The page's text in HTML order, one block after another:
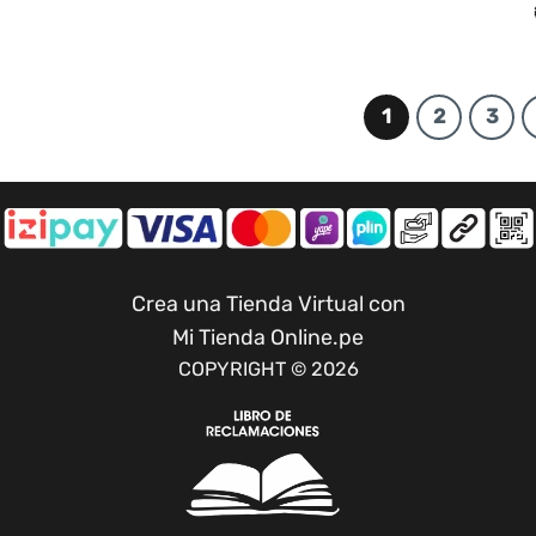
1 2 3
Crea una Tienda Virtual con
Mi Tienda Online.pe
COPYRIGHT © 2026